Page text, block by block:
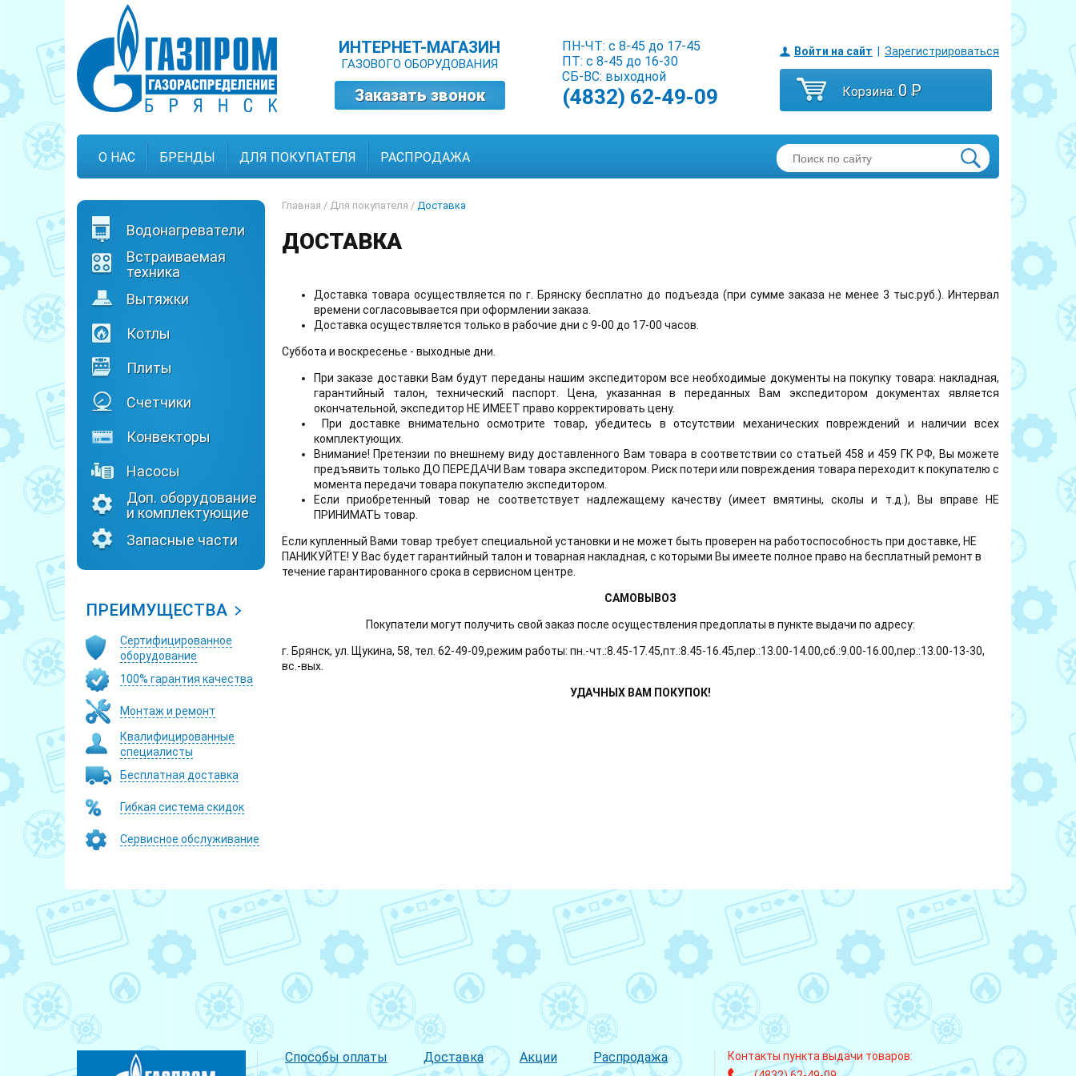
ИНТЕРНЕТ-МАГАЗИН
ГАЗОВОГО ОБОРУДОВАНИЯ
Заказать звонок
ПН-ЧТ: с 8-45 до 17-45
ПТ: с 8-45 до 16-30
СБ-ВС: выходной
(4832) 62-49-09
Войти на сайт Зарегистрироваться
Корзина: 0 P
О НАС БРЕНДЫ ДЛЯ ПОКУПАТЕЛЯ РАСПРОДАЖА
Водонагреватели
Встраиваемая
техника
Вытяжки
Котлы
Плиты
Счетчики
Конвекторы
Насосы
Доп. оборудование
и комплектующие
Запасные части
ПРЕИМУЩЕСТВА
Сертифицированное
оборудование
100% гарантия качества
Монтаж и ремонт
Квалифицированные
специалисты
Бесплатная доставка
Гибкая система скидок
Сервисное обслуживание
Главная / Для покупателя / Доставка
ДОСТАВКА
Доставка товара осуществляется по г. Брянску бесплатно до подъезда (при сумме заказа не менее 3 тыс.руб.). Интервал
времени согласовывается при оформлении заказа.
Доставка осуществляется только в рабочие дни с 9-00 до 17-00 часов.
Суббота и воскресенье - выходные дни.
При заказе доставки Вам будут переданы нашим экспедитором все необходимые документы на покупку товара: накладная,
гарантийный талон, технический паспорт. Цена, указанная в переданных Вам экспедитором документах является
окончательной, экспедитор НЕ ИМЕЕТ право корректировать цену.
При доставке внимательно осмотрите товар, убедитесь в отсутствии механических повреждений и наличии всех
комплектующих.
Внимание! Претензии по внешнему виду доставленного Вам товара в соответствии со статьей 458 и 459 ГК РФ, Вы можете
предъявить только ДО ПЕРЕДАЧИ Вам товара экспедитором. Риск потери или повреждения товара переходит к покупателю с
момента передачи товара покупателю экспедитором.
Если приобретенный товар не соответствует надлежащему качеству (имеет вмятины, сколы и т.д.), Вы вправе НЕ
ПРИНИМАТЬ товар.
Если купленный Вами товар требует специальной установки и не может быть проверен на работоспособность при доставке, НЕ
ПАНИКУЙТЕ! У Вас будет гарантийный талон и товарная накладная, с которыми Вы имеете полное право на бесплатный ремонт в
течение гарантированного срока в сервисном центре.
САМОВЫВОЗ
Покупатели могут получить свой заказ после осуществления предоплаты в пункте выдачи по адресу:
г. Брянск, ул. Щукина, 58, тел. 62-49-09,режим работы: пн.-чт.:8.45-17.45,пт.:8.45-16.45,пер.:13.00-14.00,сб.:9.00-16.00,пер.:13.00-13-30,
вс.-вых.
УДАЧНЫХ ВАМ ПОКУПОК!
Контакты пункта выдачи товаров:
Способы оплаты Доставка Акции Распродажа